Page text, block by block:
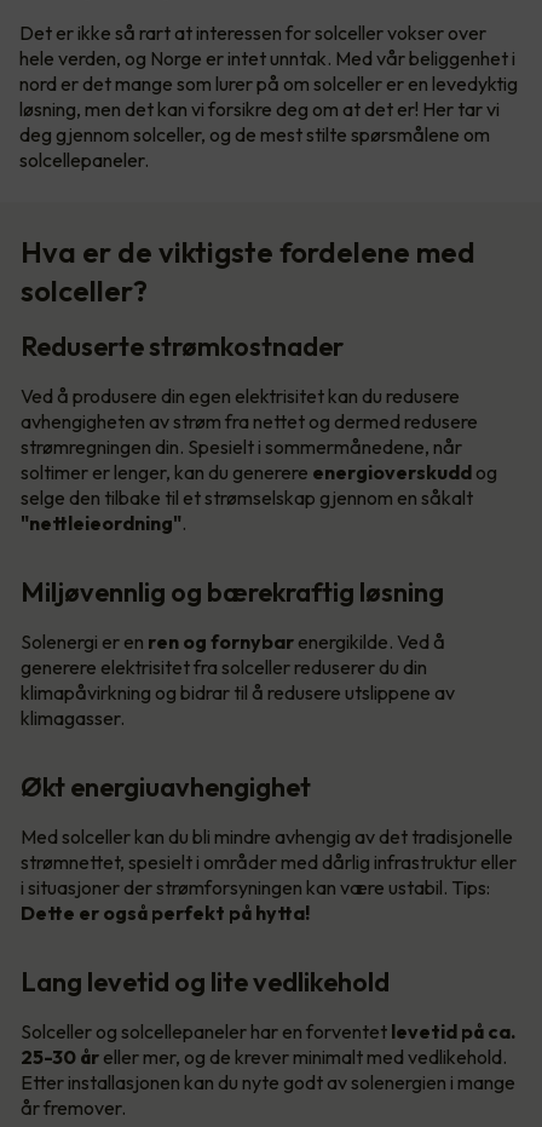
Det er ikke så rart at interessen for solceller vokser over
hele verden, og Norge er intet unntak. Med vår beliggenhet i
nord er det mange som lurer på om solceller er en levedyktig
løsning, men det kan vi forsikre deg om at det er! Her tar vi
deg gjennom solceller, og de mest stilte spørsmålene om
solcellepaneler.
Hva er de viktigste fordelene med
solceller?
Reduserte strømkostnader
Ved å produsere din egen elektrisitet kan du redusere
avhengigheten av strøm fra nettet og dermed redusere
strømregningen din. Spesielt i sommermånedene, når
soltimer er lenger, kan du generere energioverskudd og
selge den tilbake til et strømselskap gjennom en såkalt
"nettleieordning".
Miljøvennlig og bærekraftig løsning
Solenergi er en ren og fornybar energikilde. Ved å
generere elektrisitet fra solceller reduserer du din
klimapåvirkning og bidrar til å redusere utslippene av
klimagasser.
Økt energiuavhengighet
Med solceller kan du bli mindre avhengig av det tradisjonelle
strømnettet, spesielt i områder med dårlig infrastruktur eller
i situasjoner der strømforsyningen kan være ustabil. Tips:
Dette er også perfekt på hytta!
Lang levetid og lite vedlikehold
Solceller og solcellepaneler har en forventet levetid på ca.
25-30 år eller mer, og de krever minimalt med vedlikehold.
Etter installasjonen kan du nyte godt av solenergien i mange
år fremover.